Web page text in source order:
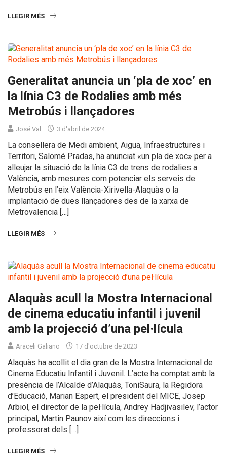
LLEGIR MÉS
Generalitat anuncia un ‘pla de xoc’ en
la línia C3 de Rodalies amb més
Metrobús i llançadores
José Val 3 d'abril de 2024
La consellera de Medi ambient, Aigua, Infraestructures i
Territori, Salomé Pradas, ha anunciat «un pla de xoc» per a
alleujar la situació de la línia C3 de trens de rodalies a
València, amb mesures com potenciar els serveis de
Metrobús en l’eix València-Xirivella-Alaquàs o la
implantació de dues llançadores des de la xarxa de
Metrovalencia […]
LLEGIR MÉS
Alaquàs acull la Mostra Internacional
de cinema educatiu infantil i juvenil
amb la projecció d’una pel·lícula
Araceli Galiano 17 d'octubre de 2023
Alaquàs ha acollit el dia gran de la Mostra Internacional de
Cinema Educatiu Infantil i Juvenil. L’acte ha comptat amb la
presència de l’Alcalde d’Alaquàs, ToniSaura, la Regidora
d’Educació, Marian Espert, el president del MICE, Josep
Arbiol, el director de la pel·lícula, Andrey Hadjivasilev, l’actor
principal, Martin Paunov així com les direccions i
professorat dels […]
LLEGIR MÉS